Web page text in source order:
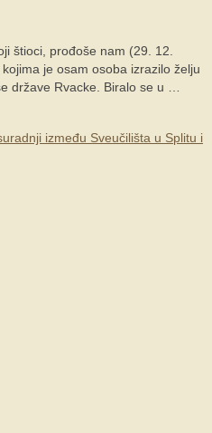
štioci, prođoše nam (29. 12.
je osam osoba izrazilo želju
države Rvacke. Biralo se u …